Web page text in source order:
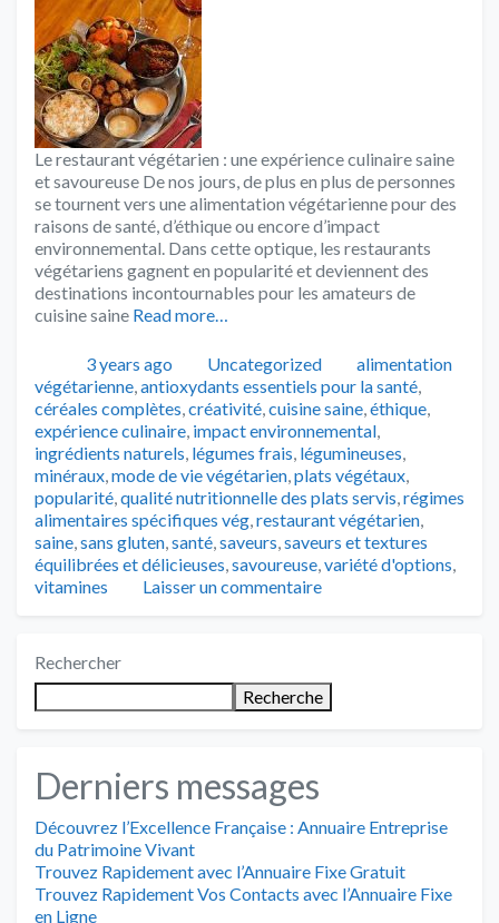
Le restaurant végétarien : une expérience culinaire saine
et savoureuse De nos jours, de plus en plus de personnes
se tournent vers une alimentation végétarienne pour des
raisons de santé, d’éthique ou encore d’impact
environnemental. Dans cette optique, les restaurants
végétariens gagnent en popularité et deviennent des
destinations incontournables pour les amateurs de
cuisine saine Read more…
Publié3 years ago Catégories
Uncategorized Tags
alimentation
végétarienne,antioxydants essentiels pour la santé,
céréales complètes,créativité,cuisine saine,éthique,
expérience culinaire, impact environnemental,
ingrédients naturels, légumes frais, légumineuses,
minéraux,mode de vie végétarien,plats végétaux,
popularité,qualité nutritionnelle des plats servis,régimes
alimentaires spécifiques vég,restaurant végétarien,
saine,sans gluten,santé,saveurs,saveurs et textures
équilibrées et délicieuses,savoureuse,variété d'options,
vitamines
Laisser un commentaire
Rechercher
Recherche
Derniers messages
Découvrez l’Excellence Française : Annuaire Entreprise
du Patrimoine Vivant
Trouvez Rapidement avec l’Annuaire Fixe Gratuit
Trouvez Rapidement Vos Contacts avec l’Annuaire Fixe
en Ligne